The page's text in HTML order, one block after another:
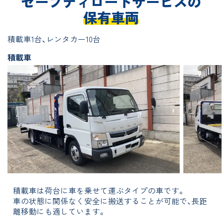
保有車両
積載車1台、レンタカー10台
積載車
積載車は荷台に車を乗せて運ぶタイプの車です。
車の状態に関係なく安全に搬送することが可能で、長距
離移動にも適しています。